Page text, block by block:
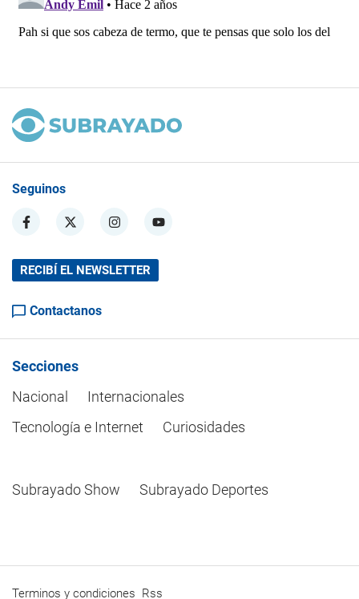
Seguinos
RECIBÍ EL NEWSLETTER
Contactanos
Secciones
Nacional
Internacionales
Tecnología e Internet
Curiosidades
Subrayado Show Subrayado Deportes
Terminos y condiciones Rss